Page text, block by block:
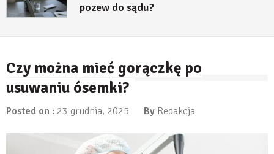
pozew do sądu?
Czy można mieć gorączkę po
usuwaniu ósemki?
Posted on : 23 grudnia, 2025 By Redakcja